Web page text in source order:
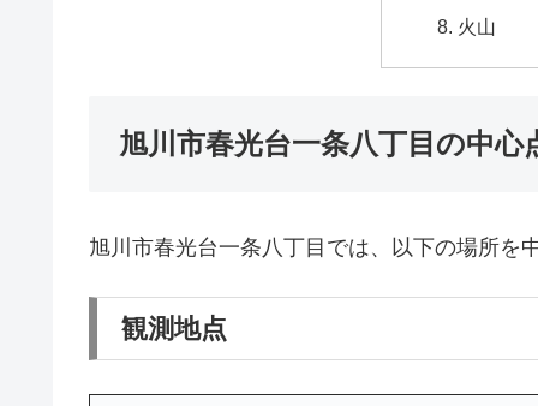
火山
旭川市春光台一条八丁目の中心
旭川市春光台一条八丁目では、以下の場所を
観測地点